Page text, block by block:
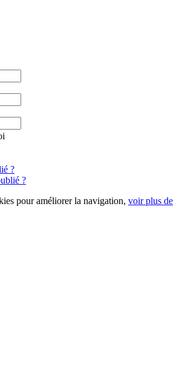
?
?
pour améliorer la navigation, voir plus de